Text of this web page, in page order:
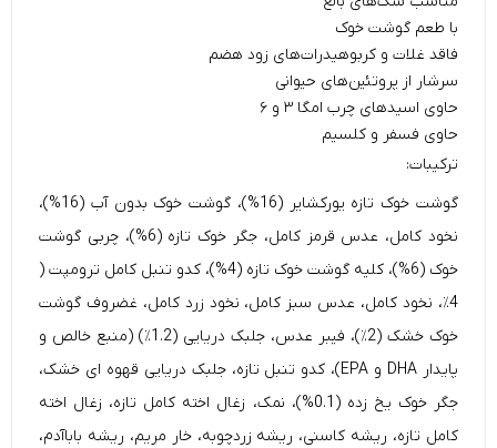
با طعم گوشت خوک
فاقد غلات و کربوهیدرات‌های زود هضم
سرشار از پروتئین‌های حیوانی
حاوی اسیدهای چرب امگا ۳ و ۶
حاوی فسفر و کلسیم
ترکیبات:
گوشت خوک تازه یورکشایر (16%)، گوشت خوک بدون آب (16%)،
نخود کامل، عدس قرمز کامل، جگر خوک تازه (6%)، چربی گوشت
خوک (6%)، کلیه گوشت خوک تازه (4%)، کدو تنبل کامل ترومپت (
4٪، نخود کامل، عدس سبز کامل، نخود زرد کامل، غضروف گوشت
خوک خشک (2٪)، فیبر عدس، جلبک دریایی (1.2٪) (منبع خالص و
پایدار DHA و EPA)، کدو تنبل تازه، جلبک دریایی قهوه ای خشک،
جگر خوک یخ زده (0.1%)، نمک، زغال اخته کامل تازه، زغال اخته
کامل تازه، ریشه کاسنی، ریشه زردچوبه، خار مریم، ریشه باباآدم،